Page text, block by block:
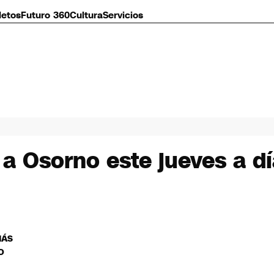
Futuro 360CulturaServicios
Osorno este jueves a